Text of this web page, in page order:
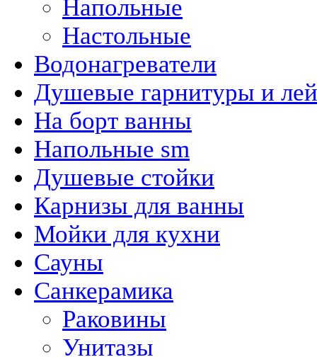
Напольные
Настольные
Водонагреватели
Душевые гарнитуры и
На борт ванны
Напольные sm
Душевые стойки
Карнизы для ванны
Мойки для кухни
Сауны
Санкерамика
Раковины
Унитазы